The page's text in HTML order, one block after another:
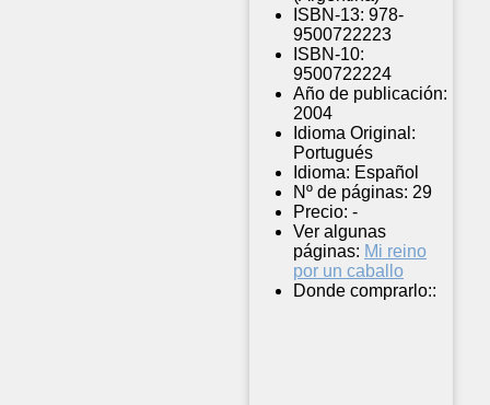
ISBN-13: 978-
9500722223
ISBN-10:
9500722224
Año de publicación:
2004
Idioma Original:
Portugués
Idioma: Español
Nº de páginas: 29
Precio: -
Ver algunas
páginas: Mi reino
por un caballo
Donde comprarlo::